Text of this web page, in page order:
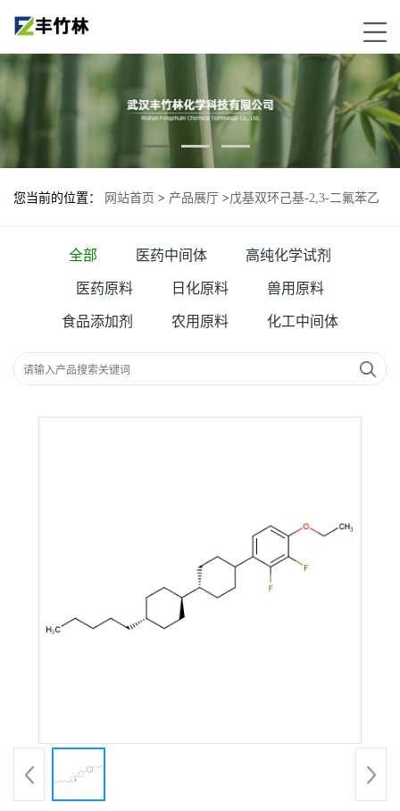
您当前的位置： 网站首页 > 产品展厅 >戊基双环己基-2,3-二氟苯乙
全部 医药中间体 高纯化学试剂
医药原料 日化原料 兽用原料
食品添加剂 农用原料 化工中间体